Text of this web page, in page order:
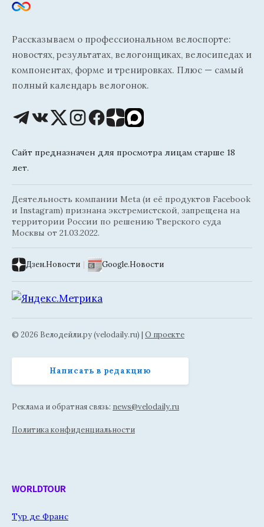
Рассказываем о профессиональном велоспорте:
новостях, результатах, велогонщиках, велосипедах и
компонентах, форме и тренировках. Плюс — самый
полный календарь велогонок.
Сайт предназначен для просмотра лицам старше 18
лет.
Деятельность компании Meta (и её продуктов Facebook
и Instagram) признана экстремистской, запрещена на
территории России по решению Тверского суда
Москвы от 21.03.2022.
Дзен.Новости | Google.Новости
© 2026 Велодейли.ру (velodaily.ru) | О проекте
Написать в редакцию
Реклама и обратная связь: news@velodaily.ru
Политика конфиденциальности
WORLDTOUR
Тур де Франс